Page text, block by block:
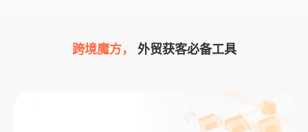
跨境魔方， 外贸获客必备工具